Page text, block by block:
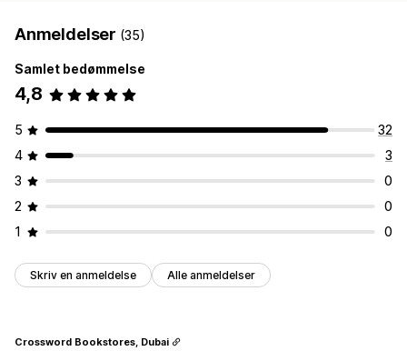
Anmeldelser (35)
Samlet bedømmelse
4,8
5
32
4
3
3
0
2
0
1
0
Skriv en anmeldelse Alle anmeldelser
Crossword Bookstores, Dubai